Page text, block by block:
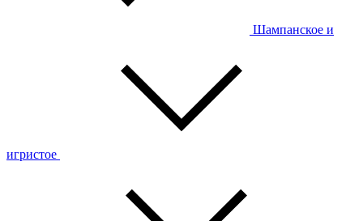
Шампанское и
игристое